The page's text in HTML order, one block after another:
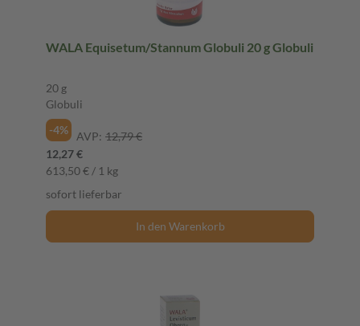
WALA Equisetum/Stannum Globuli 20 g Globuli
20 g
Globuli
-4%
AVP: 12,79 €
12,27 €
613,50 € / 1 kg
sofort lieferbar
In den Warenkorb